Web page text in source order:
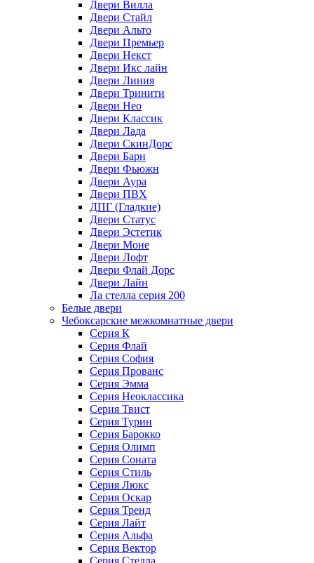
Двери Вилла
Двери Стайл
Двери Альто
Двери Премьер
Двери Некст
Двери Икс лайн
Двери Линия
Двери Тринити
Двери Нео
Двери Классик
Двери Лада
Двери СкинДорс
Двери Барн
Двери Фьюжн
Двери Аура
Двери ПВХ
ДПГ (Гладкие)
Двери Статус
Двери Эстетик
Двери Моне
Двери Лофт
Двери Флай Дорс
Двери Лайн
Ла стелла серия 200
Белые двери
Чебоксарские межкомнатные двери
Серия К
Серия Флай
Серия София
Серия Прованс
Серия Эмма
Серия Неоклассика
Серия Твист
Серия Турин
Серия Барокко
Серия Олимп
Серия Соната
Серия Стиль
Серия Люкс
Серия Оскар
Серия Тренд
Серия Лайт
Серия Альфа
Серия Вектор
Серия Стелла